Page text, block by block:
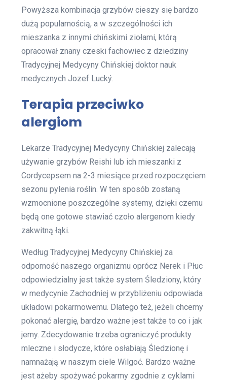
Powyższa kombinacja grzybów cieszy się bardzo
dużą popularnością, a w szczególności ich
mieszanka z innymi chińskimi ziołami, którą
opracował znany czeski fachowiec z dziedziny
Tradycyjnej Medycyny Chińskiej doktor nauk
medycznych Jozef Lucký.
Terapia przeciwko
alergiom
Lekarze Tradycyjnej Medycyny Chińskiej zalecają
używanie grzybów Reishi lub ich mieszanki z
Cordycepsem na 2-3 miesiące przed rozpoczęciem
sezonu pylenia roślin. W ten sposób zostaną
wzmocnione poszczególne systemy, dzięki czemu
będą one gotowe stawiać czoło alergenom kiedy
zakwitną łąki.
Według Tradycyjnej Medycyny Chińskiej za
odporność naszego organizmu oprócz Nerek i Płuc
odpowiedzialny jest także system Śledziony, który
w medycynie Zachodniej w przybliżeniu odpowiada
układowi pokarmowemu. Dlatego też, jeżeli chcemy
pokonać alergię, bardzo ważne jest także to co i jak
jemy. Zdecydowanie trzeba ograniczyć produkty
mleczne i słodycze, które osłabiają Śledzionę i
namnażają w naszym ciele Wilgoć. Bardzo ważne
jest ażeby spożywać pokarmy zgodnie z cyklami